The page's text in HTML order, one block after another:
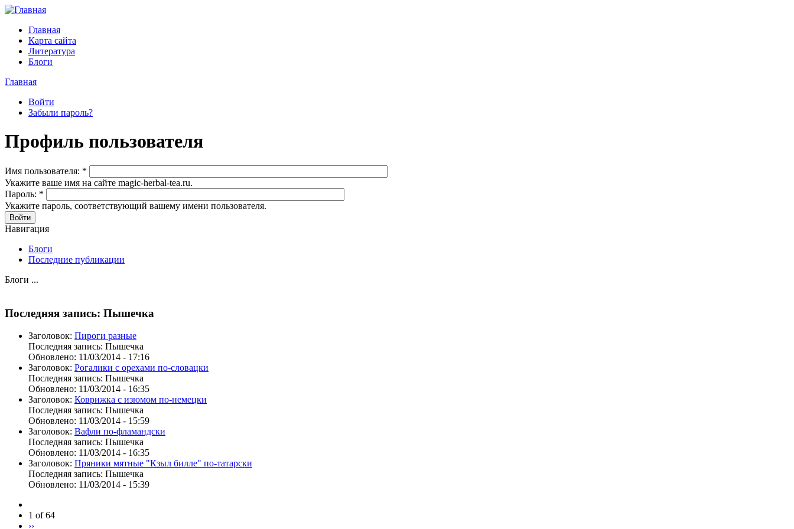
Главная
Карта сайта
Литература
Блоги
Главная
Войти
Забыли пароль?
Профиль пользователя
Имя пользователя: *
Укажите ваше имя на сайте magic-herbal-tea.ru.
Пароль: *
Укажите пароль, соответствующий вашему имени пользователя.
Навигация
Блоги
Последние публикации
Блоги ...
Последняя запись: Пышечка
Заголовок: Пироги разные
Последняя запись: Пышечка
Обновлено: 11/03/2014 - 17:16
Заголовок: Рогалики с орехами по-словацки
Последняя запись: Пышечка
Обновлено: 11/03/2014 - 16:35
Заголовок: Коврижка с изюмом по-немецки
Последняя запись: Пышечка
Обновлено: 11/03/2014 - 15:59
Заголовок: Вафли по-фламандски
Последняя запись: Пышечка
Обновлено: 11/03/2014 - 16:35
Заголовок: Пряники мятные "Кзыл билле" по-татарски
Последняя запись: Пышечка
Обновлено: 11/03/2014 - 15:39
1 of 64
››